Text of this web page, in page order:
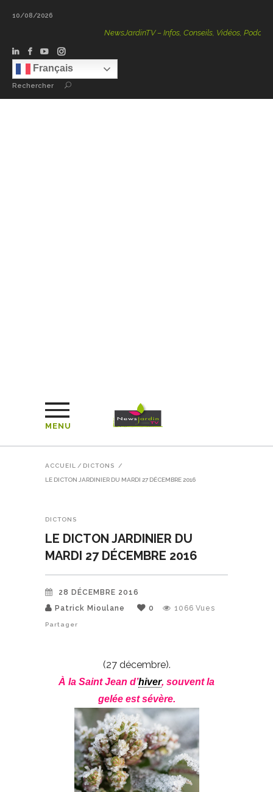
10/08/2026
NewsJardinTV – Infos, Conseils, Vidéos, Podcasts – 100
Français
Rechercher
MENU
ACCUEIL / DICTONS /
LE DICTON JARDINIER DU MARDI 27 DÉCEMBRE 2016
DICTONS
LE DICTON JARDINIER DU
MARDI 27 DÉCEMBRE 2016
28 DÉCEMBRE 2016
Patrick Mioulane
0 1066 Vues
Partager
(27 décembre).
À la Saint Jean d’hiver, souvent la
gelée est sévère.